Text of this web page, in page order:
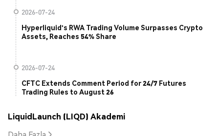
2026-07-24
Hyperliquid's RWA Trading Volume Surpasses Crypto
Assets, Reaches 54% Share
2026-07-24
CFTC Extends Comment Period for 24/7 Futures
Trading Rules to August 26
LiquidLaunch (LIQD) Akademi